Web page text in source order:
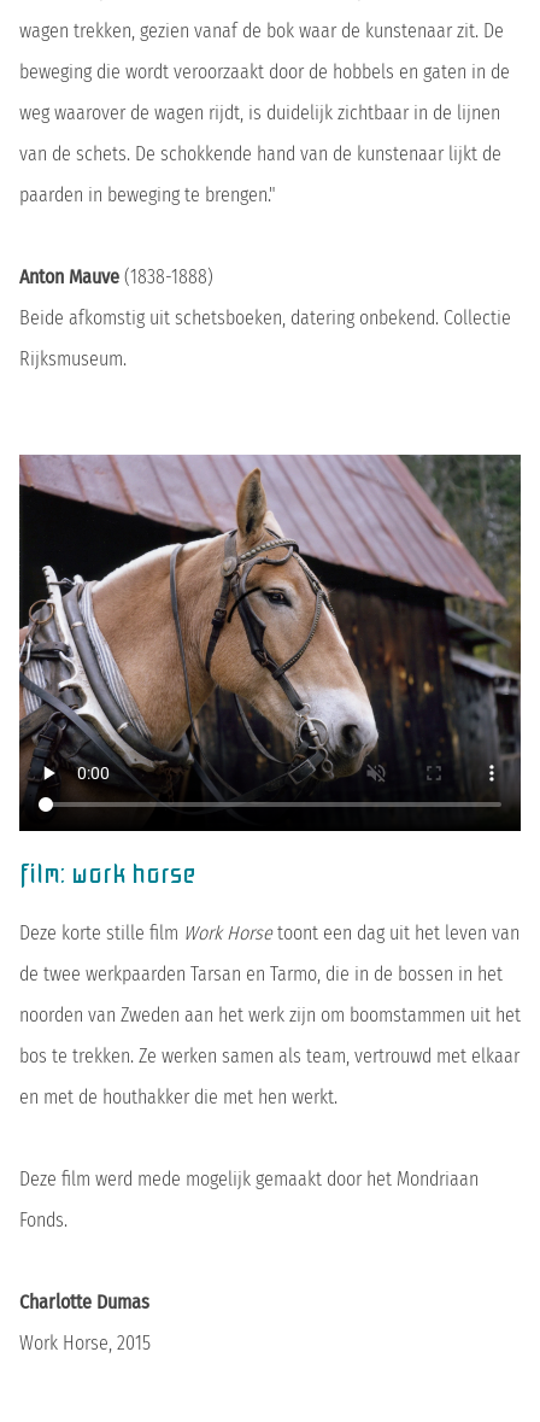
wagen trekken, gezien vanaf de bok waar de kunstenaar zit. De
beweging die wordt veroorzaakt door de hobbels en gaten in de
weg waarover de wagen rijdt, is duidelijk zichtbaar in de lijnen
van de schets. De schokkende hand van de kunstenaar lijkt de
paarden in beweging te brengen."
Anton Mauve (1838-1888)
Beide afkomstig uit schetsboeken, datering onbekend. Collectie
Rijksmuseum.
film: work horse
Deze korte stille film Work Horsetoont een dag uit het leven van
de twee werkpaarden Tarsan en Tarmo, die in de bossen in het
noorden van Zweden aan het werk zijn om boomstammen uit het
bos te trekken. Ze werken samen als team, vertrouwd met elkaar
en met de houthakker die met hen werkt.
Deze film werd mede mogelijk gemaakt door het Mondriaan
Fonds.
Charlotte Dumas
Work Horse, 2015